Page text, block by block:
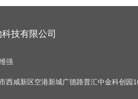
技有限公司
强
西咸新区空港新城广德路普汇中金科创园